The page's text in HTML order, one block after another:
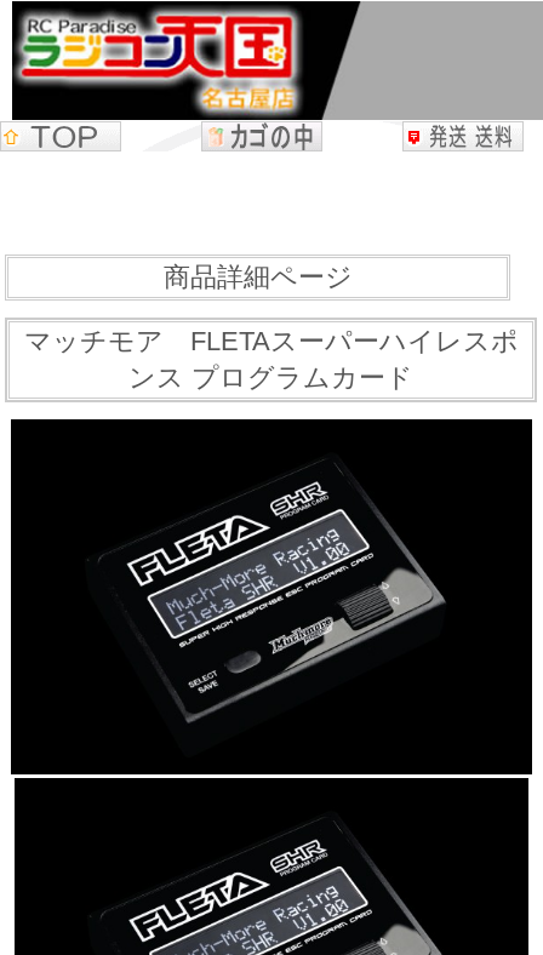
商品詳細ページ
マッチモア FLETAスーパーハイレスポ
ンス プログラムカード